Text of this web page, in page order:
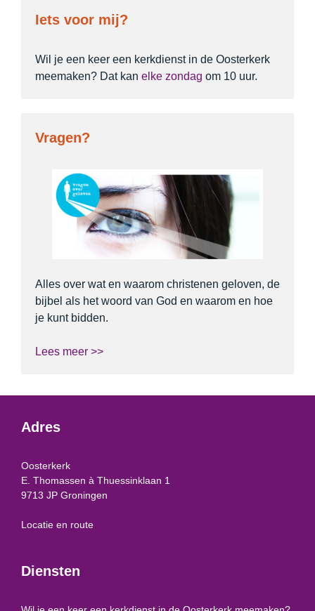
Iets voor mij?
Wil je een keer een kerkdienst in de Oosterkerk
meemaken? Dat kan elke zondag om 10 uur.
Vragen?
Alles over wat en waarom christenen geloven, de
bijbel als het woord van God en waarom en hoe
je kunt bidden.
Lees meer >>
Adres
Oosterkerk
E. Thomassen à Thuessinklaan 1
9713 JP Groningen
Locatie en route
Diensten